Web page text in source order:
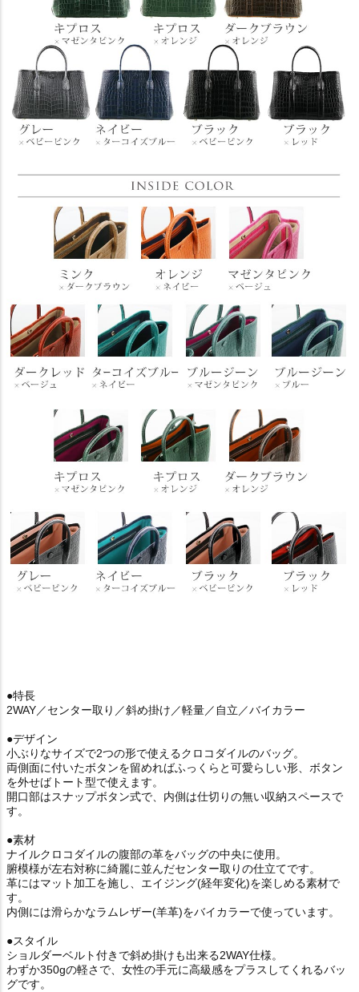
●特長
2WAY／センター取り／斜め掛け／軽量／自立／バイカラー
●デザイン
小ぶりなサイズで2つの形で使えるクロコダイルのバッグ。
両側面に付いたボタンを留めればふっくらと可愛らしい形、ボタン
を外せばトート型で使えます。
開口部はスナップボタン式で、内側は仕切りの無い収納スペースで
す。
●素材
ナイルクロコダイルの腹部の革をバッグの中央に使用。
腑模様が左右対称に綺麗に並んだセンター取りの仕立てです。
革にはマット加工を施し、エイジング(経年変化)を楽しめる素材で
す。
内側には滑らかなラムレザー(羊革)をバイカラーで使っています。
●スタイル
ショルダーベルト付きで斜め掛けも出来る2WAY仕様。
わずか350gの軽さで、女性の手元に高級感をプラスしてくれるバッ
グです。